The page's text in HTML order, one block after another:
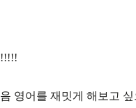
!!!!!
음 영어를 재밋게 해보고